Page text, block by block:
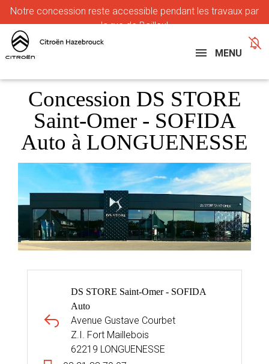
Notre concession reste accessible pendant les travaux par
la rue de Bailleul
MENU
Concession DS STORE
Saint-Omer - SOFIDA
Auto à LONGUENESSE
DS STORE Saint-Omer - SOFIDA
Auto
Avenue Gustave Courbet
Z.I. Fort Maillebois
62219 LONGUENESSE